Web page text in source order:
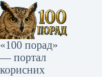
«100 порад»
— портал
корисних